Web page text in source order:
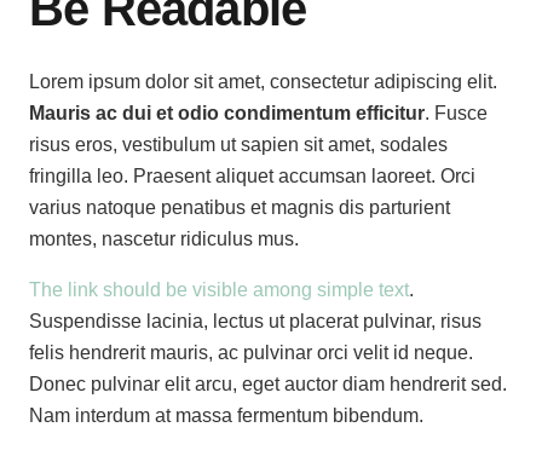
Lorem ipsum dolor sit amet, consectetur adipiscing elit.
Mauris ac dui et odio condimentum efficitur. Fusce
risus eros, vestibulum ut sapien sit amet, sodales
fringilla leo. Praesent aliquet accumsan laoreet. Orci
varius natoque penatibus et magnis dis parturient
montes, nascetur ridiculus mus.
The link should be visible among simple text.
Suspendisse lacinia, lectus ut placerat pulvinar, risus
felis hendrerit mauris, ac pulvinar orci velit id neque.
Donec pulvinar elit arcu, eget auctor diam hendrerit sed.
Nam interdum at massa fermentum bibendum.